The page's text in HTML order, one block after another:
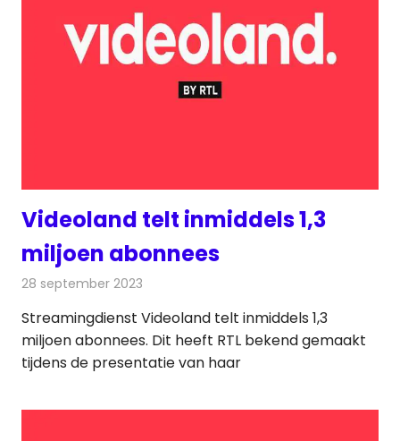
Videoland telt inmiddels 1,3
miljoen abonnees
28 september 2023
Streamingdienst Videoland telt inmiddels 1,3
miljoen abonnees. Dit heeft RTL bekend gemaakt
tijdens de presentatie van haar